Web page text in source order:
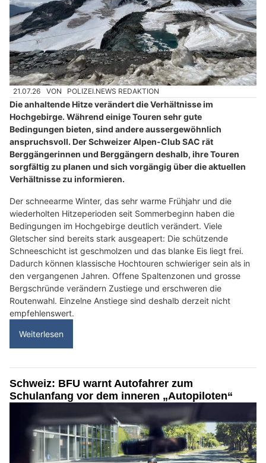
21.07.26 VON POLIZEI.NEWS REDAKTION
Die anhaltende Hitze verändert die Verhältnisse im
Hochgebirge. Während einige Touren sehr gute
Bedingungen bieten, sind andere aussergewöhnlich
anspruchsvoll. Der Schweizer Alpen-Club SAC rät
Berggängerinnen und Berggängern deshalb, ihre Touren
sorgfältig zu planen und sich vorgängig über die aktuellen
Verhältnisse zu informieren.
Der schneearme Winter, das sehr warme Frühjahr und die
wiederholten Hitzeperioden seit Sommerbeginn haben die
Bedingungen im Hochgebirge deutlich verändert. Viele
Gletscher sind bereits stark ausgeapert: Die schützende
Schneeschicht ist geschmolzen und das blanke Eis liegt frei.
Dadurch können klassische Hochtouren schwieriger sein als in
den vergangenen Jahren. Offene Spaltenzonen und grosse
Bergschründe verändern Zustiege und erschweren die
Routenwahl. Einzelne Anstiege sind deshalb derzeit nicht
empfehlenswert.
Weiterlesen
Schweiz: BFU warnt Autofahrer zum
Schulanfang vor dem inneren „Autopiloten“